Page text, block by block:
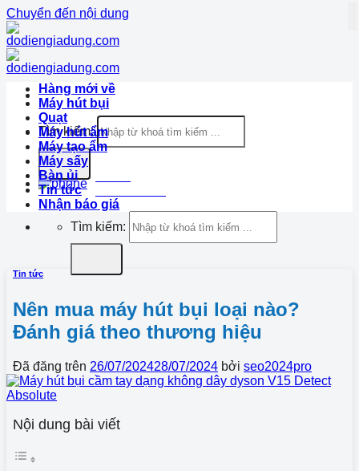
Chuyển đến nội dung
Tìm kiếm:
Tìm kiếm:
Hàng mới về
Máy hút bụi
Quạt
Máy hút ẩm
Máy tạo ẩm
Máy sấy
Bàn ủi
Tin tức
Nhận báo giá
Tin tức
Nên mua máy hút bụi loại nào?
Đánh giá theo thương hiệu
Đã đăng trên 26/07/202428/07/2024 bởi seo2024pro
Nội dung bài viết